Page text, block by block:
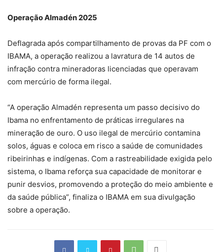
Operação Almadén 2025
Deflagrada após compartilhamento de provas da PF com o
IBAMA, a operação realizou a lavratura de 14 autos de
infração contra mineradoras licenciadas que operavam
com mercúrio de forma ilegal.
“A operação Almadén representa um passo decisivo do
Ibama no enfrentamento de práticas irregulares na
mineração de ouro. O uso ilegal de mercúrio contamina
solos, águas e coloca em risco a saúde de comunidades
ribeirinhas e indígenas. Com a rastreabilidade exigida pelo
sistema, o Ibama reforça sua capacidade de monitorar e
punir desvios, promovendo a proteção do meio ambiente e
da saúde pública”, finaliza o IBAMA em sua divulgação
sobre a operação.